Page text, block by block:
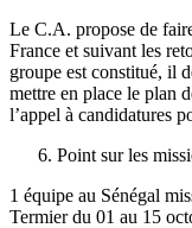
Le C.A. propose de
France et suivant les
groupe est constitué, il
mettre en place le plan
l’appel à candidatures
Point sur les
1 équipe au Sénégal
Termier du 01 au 15